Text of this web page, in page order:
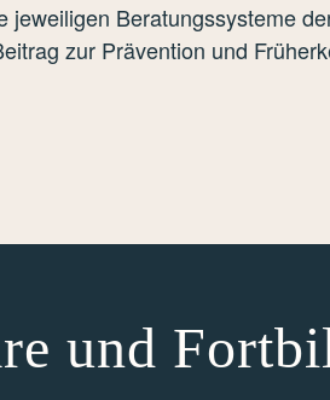
Beratungssysteme
zur Prävention und
und